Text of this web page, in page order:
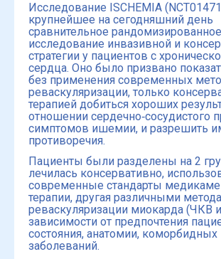
Исследование ISCHEMIA
крупнейшее на сегодняшний день
сравнительное рандомизированное
исследование инвазивной и
стратегии у пациентов с
сердца. Оно было призвано
без применения современных
реваскуляризации, только
терапией добиться хороших
отношении сердечно‑сосудистого
симптомов ишемии, и разрешить
противоречия.
Пациенты были разделены на 2
лечилась консервативно,
современные стандарты
терапии, другая различными
реваскуляризации миокарда (ЧКВ
зависимости от предпочтения
состояния, анатомии, коморбидных
заболеваний.